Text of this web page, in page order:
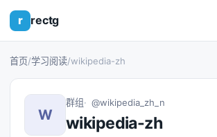
r rectg
首页/学习阅读/wikipedia-zh
W
群组 @wikipedia_zh_n
wikipedia-zh